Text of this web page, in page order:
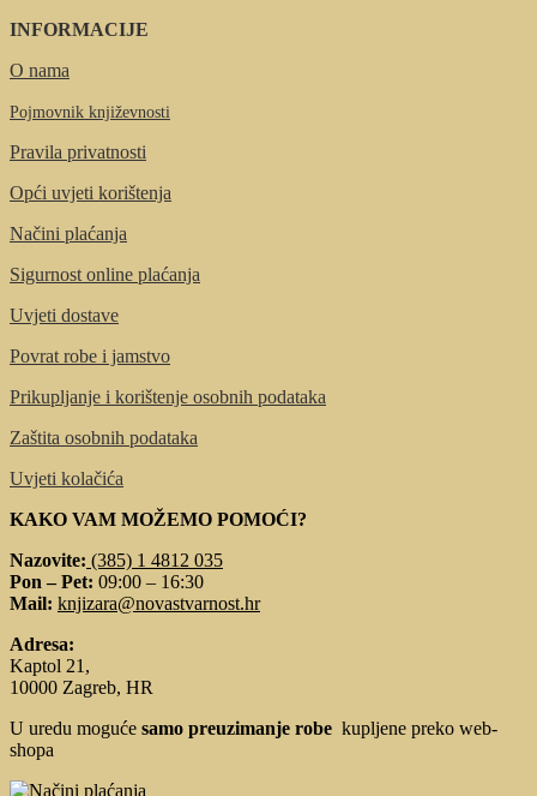
INFORMACIJE
O nama
Pojmovnik književnosti
Pravila privatnosti
Opći uvjeti korištenja
Načini plaćanja
Sigurnost online plaćanja
Uvjeti dostave
Povrat robe i jamstvo
Prikupljanje i korištenje osobnih podataka
Zaštita osobnih podataka
Uvjeti kolačića
KAKO VAM MOŽEMO POMOĆI?
Nazovite: (385) 1 4812 035
Pon – Pet: 09:00 – 16:30
Mail: knjizara@novastvarnost.hr
Adresa:
Kaptol 21,
10000 Zagreb, HR
U uredu moguće samo preuzimanje robe kupljene preko web-
shopa